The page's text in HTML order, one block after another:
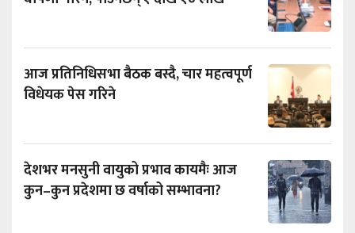
आज प्रतिनिधिसभा बैठक बस्दै, चार महत्वपूर्ण
विधेयक पेस गरिने
देशभर मनसुनी वायुको प्रभाव कायमैः आज
कुन–कुन प्रदेशमा छ वर्षाको सम्भावना?